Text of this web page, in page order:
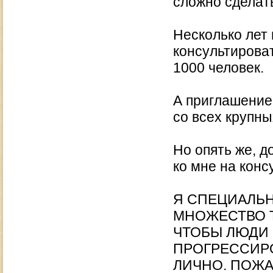
Несколько лет
1000 человек.
А
со всех
Но опять же,
ко мне на
Я
МНОЖЕСТВО
ЧТОБЫ ЛЮДИ
ЛИЧНО.